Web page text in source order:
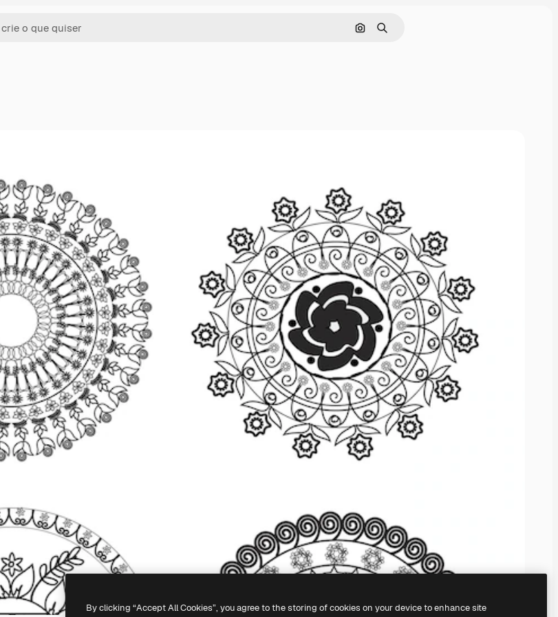
Pesquisar por imagem
Buscar
By clicking “Accept All Cookies”, you agree to the storing of cookies on your device to enhance site